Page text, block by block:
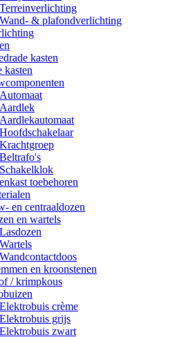
Terreinverlichting
Wand- & plafondverlichting
kasten
kasten
Automaat
Aardlek
Aardlekautomaat
Hoofdschakelaar
Krachtgroep
Beltrafo's
Schakelklok
toebehoren
en centraaldozen
en wartels
Lasdozen
Wartels
Wandcontactdoos
en kroonstenen
/ krimpkous
Elektrobuis crème
Elektrobuis grijs
Elektrobuis zwart